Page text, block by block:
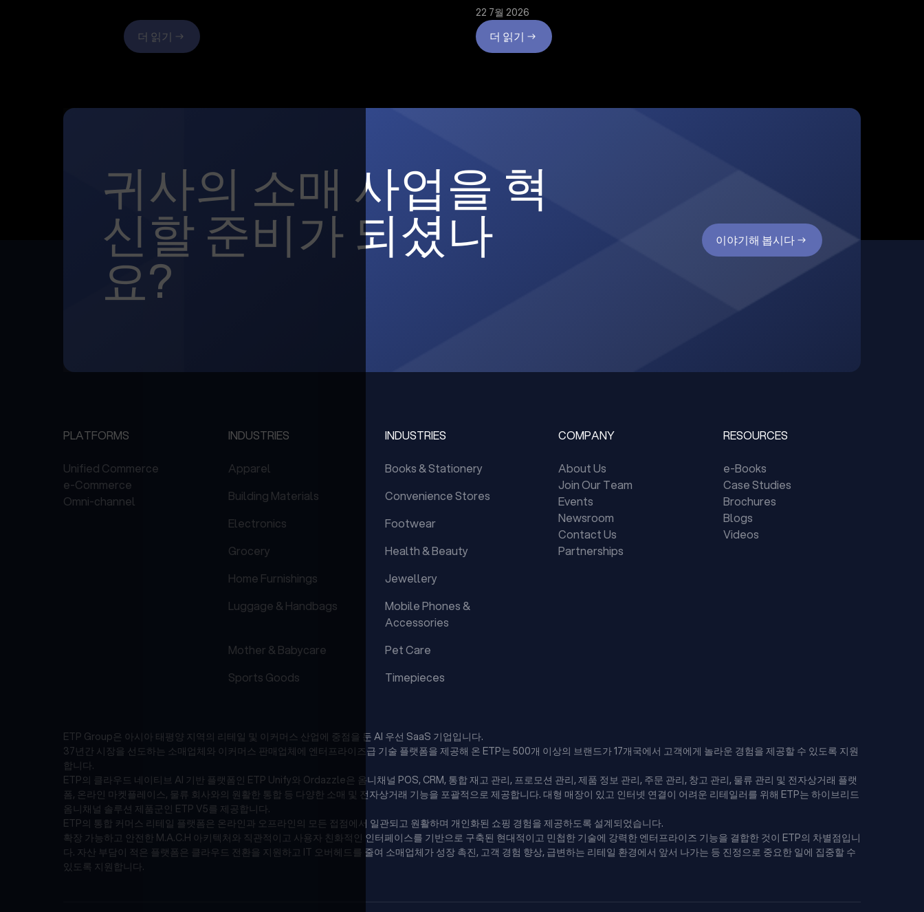
더 읽기
22 7월 2026
더 읽기
귀사의 소매 사업을 혁
신할 준비가 되셨나
요?
이야기해 봅시다
PLATFORMS
Unified Commerce
e-Commerce
Omni-channel
INDUSTRIES INDUSTRIES
Apparel
Books & Stationery
Building Materials
Convenience Stores
Electronics
Footwear
Grocery
Health & Beauty
Home Furnishings
Jewellery
Luggage & Handbags
Mobile Phones &
Accessories
Mother & Babycare
Pet Care
Sports Goods
Timepieces
COMPANY
About Us
Join Our Team
Events
Newsroom
Contact Us
Partnerships
RESOURCES
e-Books
Case Studies
Brochures
Blogs
Videos
ETP Group은 아시아 태평양 지역의 리테일 및 이커머스 산업에 중점을 둔 AI 우선 SaaS 기업입니다.
37년간 시장을 선도하는 소매업체와 이커머스 판매업체에 엔터프라이즈급 기술 플랫폼을 제공해 온 ETP는 500개 이상의 브랜드가 17개국에서 고객에게 놀라운 경험을 제공할 수 있도록 지원
합니다.
ETP의 클라우드 네이티브 AI 기반 플랫폼인 ETP Unify와 Ordazzle은 옴니채널 POS, CRM, 통합 재고 관리, 프로모션 관리, 제품 정보 관리, 주문 관리, 창고 관리, 물류 관리 및 전자상거래 플랫
폼, 온라인 마켓플레이스, 물류 회사와의 원활한 통합 등 다양한 소매 및 전자상거래 기능을 포괄적으로 제공합니다. 대형 매장이 있고 인터넷 연결이 어려운 리테일러를 위해 ETP는 하이브리드
옴니채널 솔루션 제품군인 ETP V5를 제공합니다.
ETP의 통합 커머스 리테일 플랫폼은 온라인과 오프라인의 모든 접점에서 일관되고 원활하며 개인화된 쇼핑 경험을 제공하도록 설계되었습니다.
확장 가능하고 안전한 M.A.C.H 아키텍처와 직관적이고 사용자 친화적인 인터페이스를 기반으로 구축된 현대적이고 민첩한 기술에 강력한 엔터프라이즈 기능을 결합한 것이 ETP의 차별점입니
다. 자산 부담이 적은 플랫폼은 클라우드 전환을 지원하고 IT 오버헤드를 줄여 소매업체가 성장 촉진, 고객 경험 향상, 급변하는 리테일 환경에서 앞서 나가는 등 진정으로 중요한 일에 집중할 수
있도록 지원합니다.